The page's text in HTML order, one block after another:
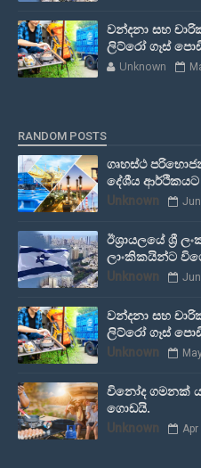
වන්දනා සහ
ලිට්රෝ ගෑස්
Unknown
RANDOM POSTS
ගෘහස්ථ
දේශීය
Unknown
ඊශ්‍රායලයේ ශ්‍රී
ලාංකිකයින්ට
Unknown
වන්දනා සහ
ලිට්රෝ ගෑස්
Unknown
විනෝද ගමනක්
ගොඩයි.
Unknown Apr